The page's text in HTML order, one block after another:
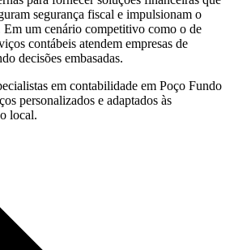
segurança fiscal e impulsionam o
Em um cenário competitivo como o de
contábeis atendem empresas de
decisões embasadas.
em contabilidade em Poço Fundo
personalizados e adaptados às
local.